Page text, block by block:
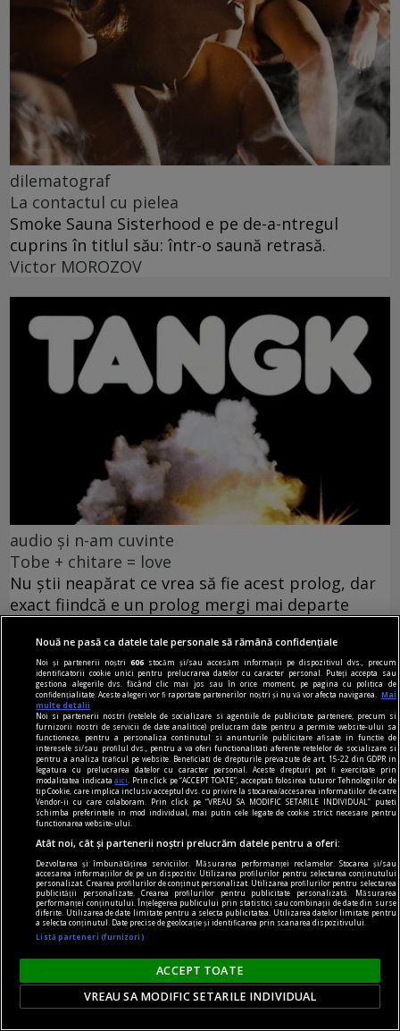
dilematograf
La contactul cu pielea
Smoke Sauna Sisterhood e pe de-a-ntregul
cuprins în titlul său: într-o saună retrasă.
Victor MOROZOV
audio și n-am cuvinte
Tobe + chitare = love
Nu știi neapărat ce vrea să fie acest prolog, dar
exact fiindcă e un prolog mergi mai departe
regimul artelor și munițiilor
Alma Redlinger – expoziție la Muzeul Național de
Artă Contemporană (parter) – 31 octombrie 2023
– 31 martie 2024. Curator: Călin Dan –
Există o inteligență plastică în care intuiția lucidă
organizează viziunea fără să ajungă cerebrală.
Nouă ne pasă ca datele tale personale să rămână confidențiale
Noi și partenerii noștri606 stocăm și/sau accesăm informații pe dispozitivul dvs., precum
identificatorii cookie unici pentru prelucrarea datelor cu caracter personal. Puteți accepta sau
gestiona alegerile dvs. făcând clic mai jos sau în orice moment, pe pagina cu politica de
confidențialitate. Aceste alegeri vor fi raportate partenerilor noștri și nu vă vor afecta navigarea.
Mai
multe detalii
Noi si partenerii nostri (retelele de socializare si agentiile de publicitate partenere, precum si
furnizorii nostri de servicii de date analitice) prelucram date pentru a permite website-ului sa
functioneze, pentru a personaliza continutul si anunturile publicitare afisate in functie de
interesele si/sau profilul dvs., pentru a va oferi functionalitati aferente retelelor de socializare si
pentru a analiza traficul pe website. Beneficiati de drepturile prevazute de art. 15-22 din GDPR in
legatura cu prelucrarea datelor cu caracter personal. Aceste drepturi pot fi exercitate prin
modalitatea indicataaici
. Prin click pe “ACCEPT TOATE”, acceptati folosirea tuturor Tehnologiilor de
tip Cookie, care implica inclusiv acceptul dvs. cu privire la stocarea/accesarea informatiilor de catre
Vendor-ii cu care colaboram. Prin click pe “VREAU SA MODIFIC SETARILE INDIVIDUAL” puteti
schimba preferintele in mod individual, mai putin cele legate de cookie strict necesare pentru
functionarea website-ului.
Atât noi, cât și partenerii noștri prelucrăm datele pentru a oferi:
Dezvoltarea și îmbunătățirea serviciilor. Măsurarea performanței reclamelor. Stocarea și/sau
accesarea informațiilor de pe un dispozitiv. Utilizarea profilurilor pentru selectarea conținutului
personalizat. Crearea profilurilor de conținut personalizat. Utilizarea profilurilor pentru selectarea
publicității personalizate. Crearea profilurilor pentru publicitate personalizată. Măsurarea
performanței conținutului. Înțelegerea publicului prin statistici sau combinații de date din surse
diferite. Utilizarea de date limitate pentru a selecta publicitatea. Utilizarea datelor limitate pentru
a selecta conținutul. Date precise de geolocație și identificarea prin scanarea dispozitivului.
Listă parteneri (furnizori)
ACCEPT TOATE
VREAU SA MODIFIC SETARILE INDIVIDUAL